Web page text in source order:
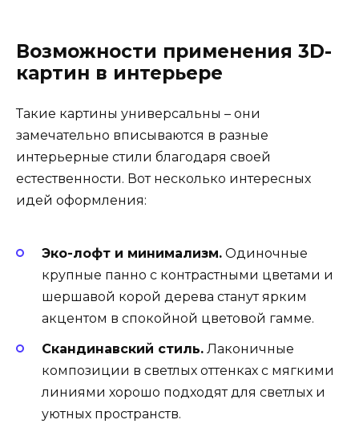
Возможности применения 3D-
картин в интерьере
Такие картины универсальны – они
замечательно вписываются в разные
интерьерные стили благодаря своей
естественности. Вот несколько интересных
идей оформления:
Эко-лофт и минимализм. Одиночные
крупные панно с контрастными цветами и
шершавой корой дерева станут ярким
акцентом в спокойной цветовой гамме.
Скандинавский стиль. Лаконичные
композиции в светлых оттенках с мягкими
линиями хорошо подходят для светлых и
уютных пространств.